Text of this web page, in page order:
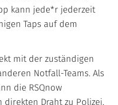
kann jede*r jederzeit
Taps auf dem
mit der zuständigen
Notfall-Teams. Als
die RSQnow
Draht zu Polizei,